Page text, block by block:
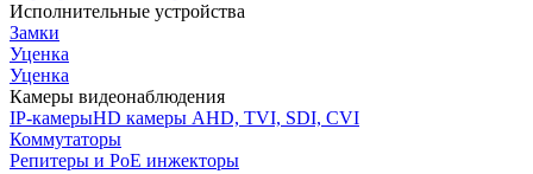
Исполнительные устройства
Замки
Уценка
Уценка
Камеры видеонаблюдения
IP-камерыHD камеры AHD, TVI, SDI, CVI
Коммутаторы
Репитеры и PoE инжекторы